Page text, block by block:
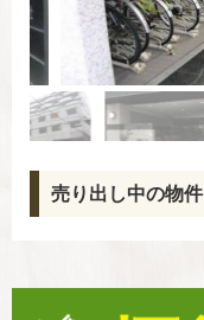
売り出し中の物件